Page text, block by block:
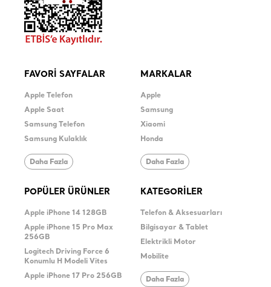
FAVORİ SAYFALAR
Apple Telefon
Apple Saat
Samsung Telefon
Samsung Kulaklık
Daha Fazla
MARKALAR
Apple
Samsung
Xiaomi
Honda
Daha Fazla
POPÜLER ÜRÜNLER
Apple iPhone 14 128GB
Apple iPhone 15 Pro Max
256GB
Logitech Driving Force 6
Konumlu H Modeli Vites
Apple iPhone 17 Pro 256GB
KATEGORİLER
Telefon & Aksesuarları
Bilgisayar & Tablet
Elektrikli Motor
Mobilite
Daha Fazla